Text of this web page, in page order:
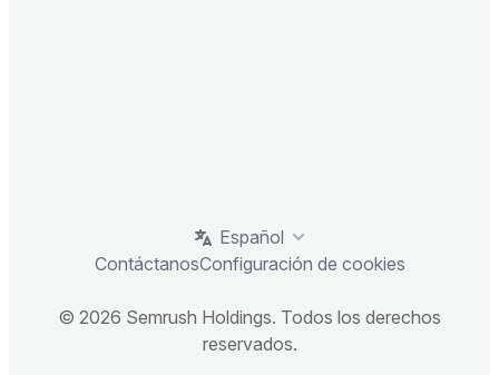
Español
ContáctanosConfiguración de cookies
© 2026 Semrush Holdings. Todos los derechos
reservados.